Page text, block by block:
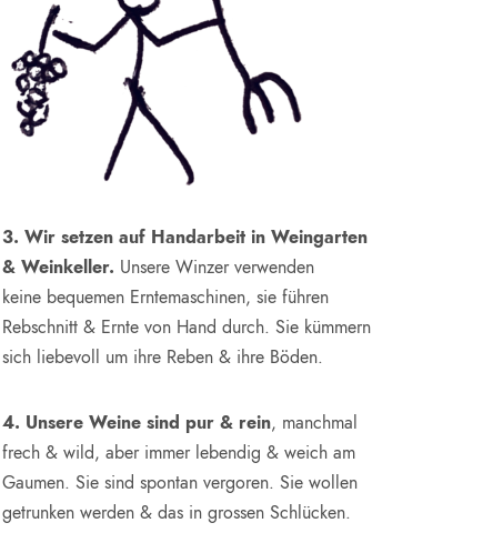
3. Wir setzen auf Handarbeit in Weingarten
& Weinkeller. Unsere Winzer verwenden
keine bequemen Erntemaschinen, sie führen
Rebschnitt & Ernte von Hand durch. Sie kümmern
sich liebevoll um ihre Reben & ihre Böden.
4. Unsere Weine sind pur & rein, manchmal
frech & wild, aber immer lebendig & weich am
Gaumen. Sie sind spontan vergoren. Sie wollen
getrunken werden & das in grossen Schlücken.